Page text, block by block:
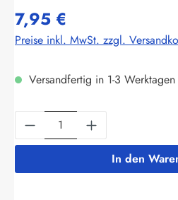
7,95 €
Preise inkl. MwSt. zzgl.
Versandfertig in 1-3 Werktagen
Produkt Anzahl: Gib
In den